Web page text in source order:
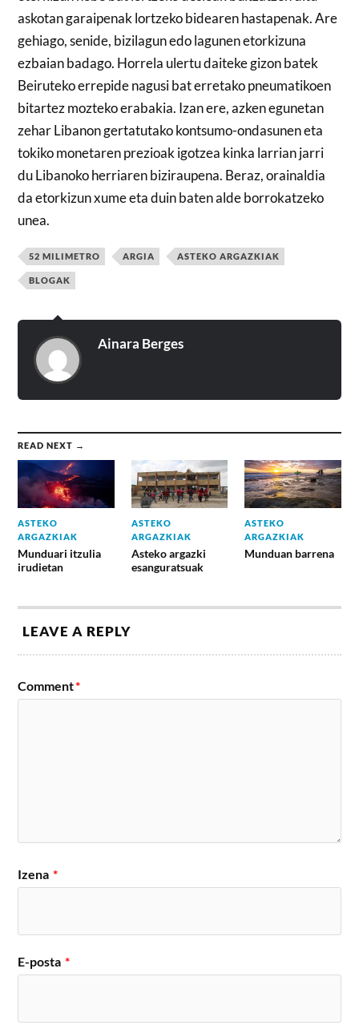
askotan garaipenak lortzeko bidearen hastapenak. Are
gehiago, senide, bizilagun edo lagunen etorkizuna
ezbaian badago. Horrela ulertu daiteke gizon batek
Beiruteko errepide nagusi bat erretako pneumatikoen
bitartez mozteko erabakia. Izan ere, azken egunetan
zehar Libanon gertatutako kontsumo-ondasunen eta
tokiko monetaren prezioak igotzea kinka larrian jarri
du Libanoko herriaren biziraupena. Beraz, orainaldia
da etorkizun xume eta duin baten alde borrokatzeko
unea.
52 MILIMETRO ARGIA ASTEKO ARGAZKIAK
BLOGAK
Ainara Berges
READ NEXT →
ASTEKO
ARGAZKIAK
Munduari itzulia
irudietan
ASTEKO
ARGAZKIAK
Asteko argazki
esanguratsuak
ASTEKO
ARGAZKIAK
Munduan barrena
LEAVE A REPLY
Comment*
Izena *
E-posta *